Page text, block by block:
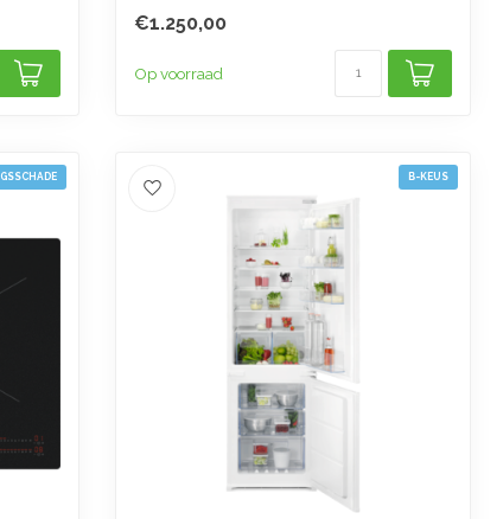
€1.250,00
Op voorraad
B-KEUS